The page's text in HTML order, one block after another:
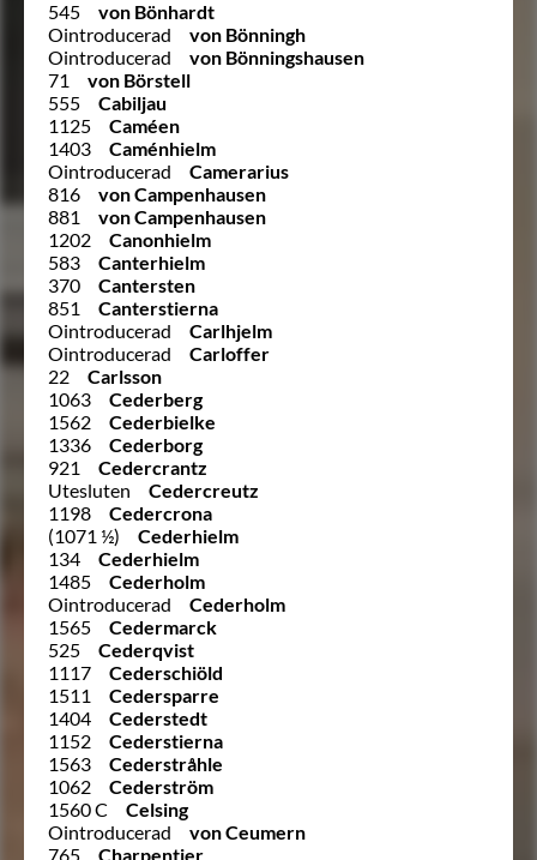
545
von Bönhardt
Ointroducerad
von Bönningh
Ointroducerad
von Bönningshausen
71
von Börstell
555
Cabiljau
1125
Caméen
1403
Caménhielm
Ointroducerad
Camerarius
816
von Campenhausen
881
von Campenhausen
1202
Canonhielm
583
Canterhielm
370
Cantersten
851
Canterstierna
Ointroducerad
Carlhjelm
Ointroducerad
Carloffer
22
Carlsson
1063
Cederberg
1562
Cederbielke
1336
Cederborg
921
Cedercrantz
Utesluten
Cedercreutz
1198
Cedercrona
(1071 ½)
Cederhielm
134
Cederhielm
1485
Cederholm
Ointroducerad
Cederholm
1565
Cedermarck
525
Cederqvist
1117
Cederschiöld
1511
Cedersparre
1404
Cederstedt
1152
Cederstierna
1563
Cederstråhle
1062
Cederström
1560 C
Celsing
Ointroducerad
von Ceumern
765
Charpentier